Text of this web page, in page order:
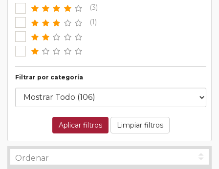
(3)
(1)
Filtrar por categoría
Aplicar filtros Limpiar filtros